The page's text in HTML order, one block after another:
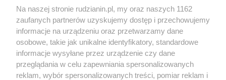
Wydawca mediów
Na naszej stronie rudzianin.pl, my oraz naszych 1162
zaufanych partnerów uzyskujemy dostęp i przechowujemy
informacje na urządzeniu oraz przetwarzamy dane
osobowe, takie jak unikalne identyfikatory, standardowe
informacje wysyłane przez urządzenie czy dane
przeglądania w celu zapewniania spersonalizowanych
reklam, wybór spersonalizowanych treści, pomiar reklam i